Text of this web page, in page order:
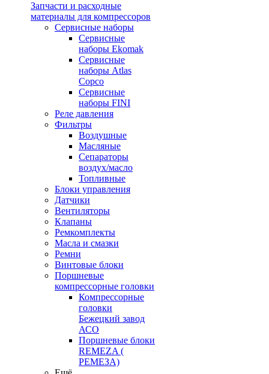
Запчасти и расходные
материалы для компрессоров
Cервисные наборы
Сервисные
наборы Ekomak
Cервисные
наборы Atlas
Copco
Сервисные
наборы FINI
Реле давления
Фильтры
Воздушные
Масляные
Сепараторы
воздух/масло
Топливные
Блоки управления
Датчики
Вентиляторы
Клапаны
Ремкомплекты
Масла и смазки
Ремни
Винтовые блоки
Поршневые
компрессорные головки
Компрессорные
головки
Бежецкий завод
АСО
Поршневые блоки
REMEZA (
РЕМЕЗА)